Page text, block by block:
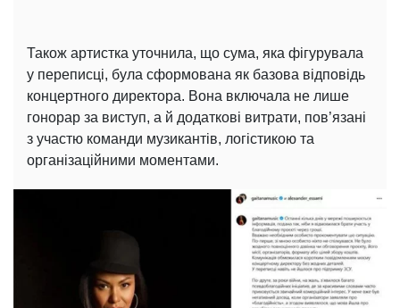
Також артистка уточнила, що сума, яка фігурувала
у переписці, була сформована як базова відповідь
концертного директора. Вона включала не лише
гонорар за виступ, а й додаткові витрати, пов’язані
з участю команди музикантів, логістикою та
організаційними моментами.